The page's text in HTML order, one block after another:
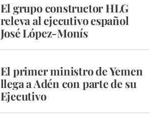
El grupo constructor HLG
releva al ejecutivo español
José López-Monís
El primer ministro de Yemen
llega a Adén con parte de su
Ejecutivo